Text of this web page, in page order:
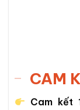
CAM
Cam kết